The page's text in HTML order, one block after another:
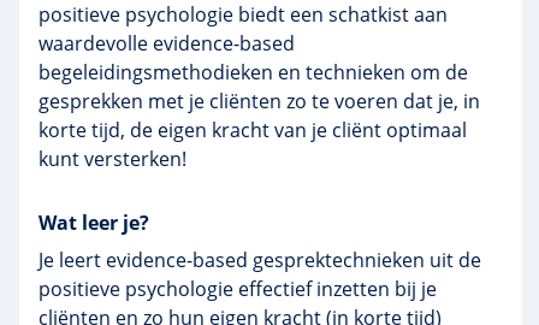
positieve psychologie biedt een schatkist aan
waardevolle evidence-based
begeleidingsmethodieken en technieken om de
gesprekken met je cliënten zo te voeren dat je, in
korte tijd, de eigen kracht van je cliënt optimaal
kunt versterken!
Wat leer je?
Je leert evidence-based gesprektechnieken uit de
positieve psychologie effectief inzetten bij je
cliënten en zo hun eigen kracht (in korte tijd)